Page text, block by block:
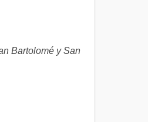
Bartolomé y San